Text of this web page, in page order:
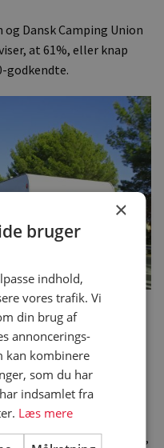
Dansk Camping Union
at 61%, eller knap
godkendte.
hastighedsgrænser med
Campingrådet.
ikke klare
af
de skal få godkendelsen,
×
bruger
indhold,
vores trafik. Vi
din brug af
annoncerings-
kan kombinere
som du har
indsamlet fra
Læs mere